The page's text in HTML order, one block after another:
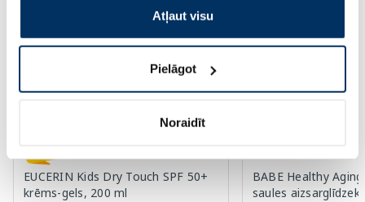
Atļaut visu
Pielāgot
Noraidīt
EUCERIN Kids Dry Touch SPF 50+
krēms-gels, 200 ml
BABE Healthy
saules